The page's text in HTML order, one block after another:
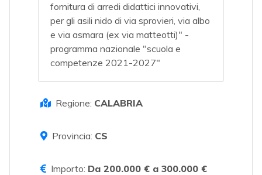
fornitura di arredi didattici innovativi,
per gli asili nido di via sprovieri, via albo
e via asmara (ex via matteotti)" -
programma nazionale "scuola e
competenze 2021-2027"
Regione: CALABRIA
Provincia: CS
Importo: Da 200.000 € a 300.000 €